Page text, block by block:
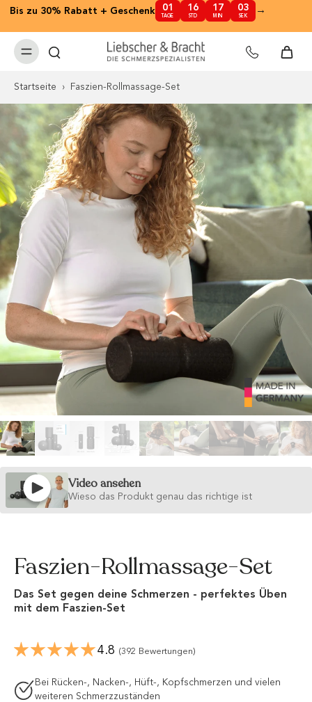
Bis zu 30% Rabatt + Geschenk 01
TAGE
16
STD
17
MIN
03
SEK
→
Startseite › Faszien-Rollmassage-Set
Video ansehen
Wieso das Produkt genau das richtige ist
Faszien-Rollmassage-Set
Das Set gegen deine Schmerzen - perfektes Üben
mit dem Faszien-Set
4.8 (392 Bewertungen)
Bei Rücken-, Nacken-, Hüft-, Kopfschmerzen und vielen
weiteren Schmerzzuständen